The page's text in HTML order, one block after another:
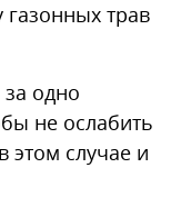
трав
одно
не ослабить
этом случае и